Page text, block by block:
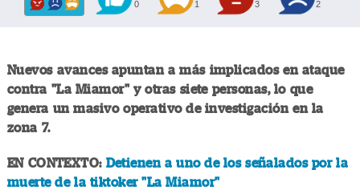
0 1 3 2
Nuevos avances apuntan a más implicados en ataque
contra "La Miamor" y otras siete personas, lo que
genera un masivo operativo de investigación en la
zona 7.
EN CONTEXTO: Detienen a uno de los señalados por la
muerte de la tiktoker "La Miamor"